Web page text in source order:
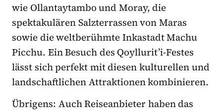
wie Ollantaytambo und Moray, die
spektakulären Salzterrassen von Maras
sowie die weltberühmte Inkastadt Machu
Picchu. Ein Besuch des Qoyllurit’i-Festes
lässt sich perfekt mit diesen kulturellen und
landschaftlichen Attraktionen kombinieren.
Übrigens: Auch Reiseanbieter haben das